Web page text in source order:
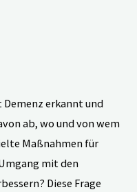
Demenz erkannt und
ab, wo und von wem
Maßnahmen für
mit den
Diese Frage